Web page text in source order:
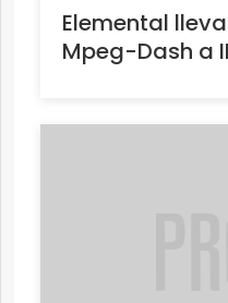
Elemental
Mpeg-Dash a